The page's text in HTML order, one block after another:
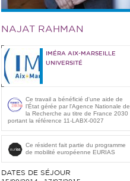
NAJAT RAHMAN
IMÉRA AIX-MARSEILLE
UNIVERSITÉ
Ce travail a bénéficié d'une aide de
l’État gérée par l'Agence Nationale de
la Recherche au titre de France 2030
portant la référence 11-LABX-0027
Ce résident fait partie du programme
de mobilité européenne EURIAS
DATES DE SÉJOUR